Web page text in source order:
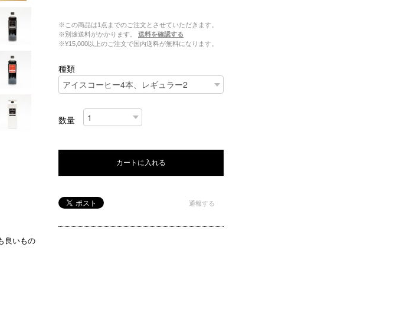
良いもの
※この商品は1点までのご注文とさせていただきます。
※別途送料がかかります。
送料を確認する
※¥15,000以上のご注文で国内送料が無料になります。
種類
数量
カートに入れる
通報する